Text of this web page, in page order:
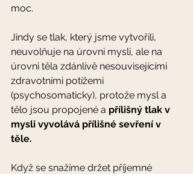
moc.
Jindy se tlak, který jsme vytvořili,
neuvolňuje na úrovni mysli, ale na
úrovni těla zdánlivě nesouvisejícími
zdravotními potížemi
(psychosomaticky), protože mysl a
tělo jsou propojené a přílišný tlak v
mysli vyvolává přílišné sevření v
těle.
Když se snažíme držet příjemné